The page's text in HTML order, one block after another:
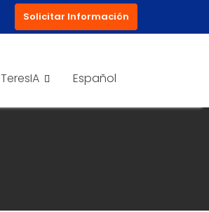
Solicitar Información
TeresIA Español